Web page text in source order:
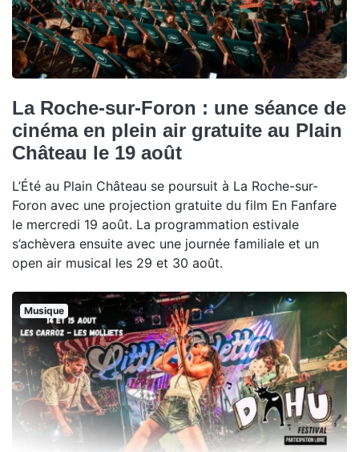
La Roche-sur-Foron : une séance de
cinéma en plein air gratuite au Plain
Château le 19 août
L’Été au Plain Château se poursuit à La Roche-sur-
Foron avec une projection gratuite du film En Fanfare
le mercredi 19 août. La programmation estivale
s’achèvera ensuite avec une journée familiale et un
open air musical les 29 et 30 août.
Musique